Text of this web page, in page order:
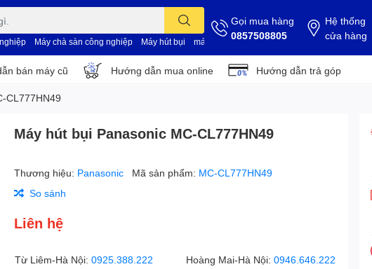
Máy chà sàn công nghiệp Máy hút bụi máy vệ sinh nhà xưởng dụng cụ buồng phòng
Gọi mua hàng
0857508805
Hệ thống
cửa hàng
bán máy cũ Hướng dẫn mua online Hướng dẫn trả góp
CL777HN49
Máy hút bụi Panasonic MC-CL777HN49
Thương hiệu: Panasonic Mã sản phẩm: MC-CL777HN49
So sánh
Liên hệ
Từ Liêm-Hà Nội:0925.388.222 Hoàng Mai-Hà Nội:0946.646.222